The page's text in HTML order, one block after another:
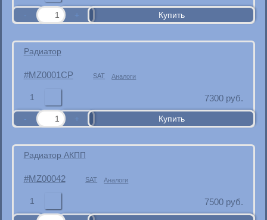
Радиатор
MZ0001CP SAT Аналоги
1 7300 руб.
Радиатор АКПП
MZ00042 SAT Аналоги
1 7500 руб.